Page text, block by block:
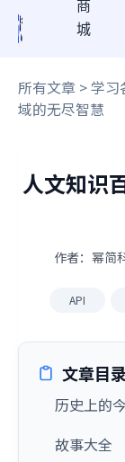
商
城
所有文章 >学习
域的无尽智慧
人文知识
作者：幂简
API
文章目录
历史上的
故事大全